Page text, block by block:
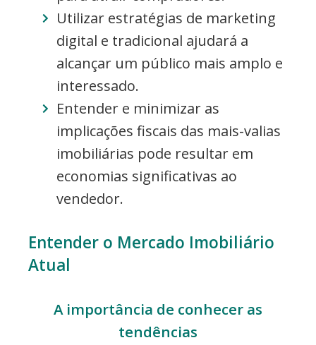
Utilizar estratégias de marketing
digital e tradicional ajudará a
alcançar um público mais amplo e
interessado.
Entender e minimizar as
implicações fiscais das mais-valias
imobiliárias pode resultar em
economias significativas ao
vendedor.
Entender o Mercado Imobiliário
Atual
A importância de conhecer as
tendências